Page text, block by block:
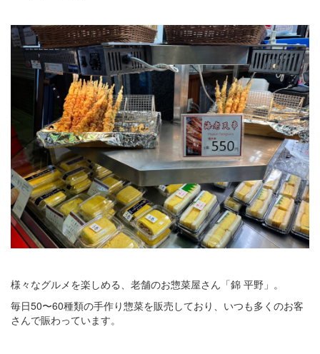
様々なグルメを楽しめる、老舗のお惣菜屋さん「錦 平野」。
毎日50〜60種類の手作り惣菜を販売しており、いつも多くのお客
さんで賑わっています。